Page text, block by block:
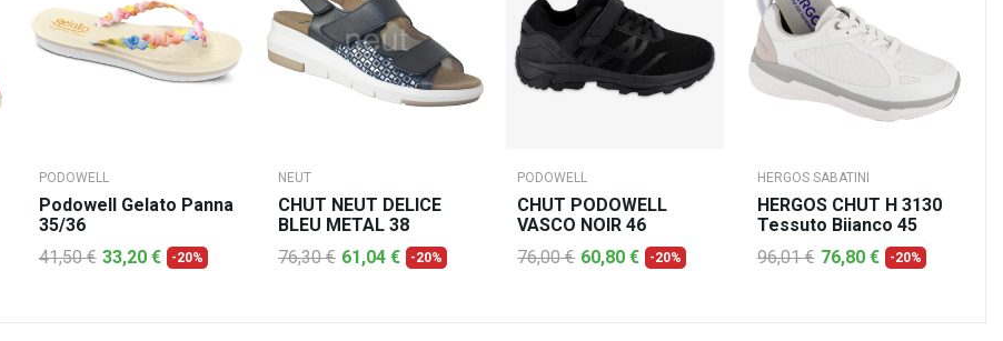
PODOWELL
Podowell Gelato Panna
35/36
41,50 € 33,20 € -20%
NEUT
CHUT NEUT DELICE
BLEU METAL 38
76,30 € 61,04 € -20%
PODOWELL
CHUT PODOWELL
VASCO NOIR 46
76,00 € 60,80 € -20%
HERGOS SABATINI
HERGOS CHUT H 3130
Tessuto Biianco 45
96,01 € 76,80 € -20%